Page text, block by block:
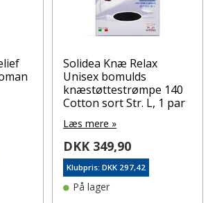
Solidea Knæ Relax
Unisex bomulds
knæstøttestrømpe 140
Cotton sort Str. L, 1 par
Læs mere »
DKK 349,90
Klubpris: DKK 297,42
På lager